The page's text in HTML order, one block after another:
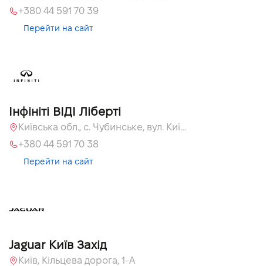
+380 44 591 70 39
Перейти на сайт
Інфініті ВІДІ Ліберті
Київська обл., c. Чубинське, вул. Київська, 51
+380 44 591 70 38
Перейти на сайт
Jaguar Київ Захід
Київ, Кільцева дорога, 1-А